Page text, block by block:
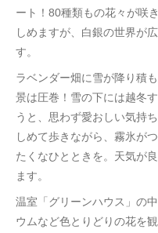
ート！80種類もの花々が咲
しめますが、白銀の世界が
す。
ラベンダー畑に雪が降り積
景は圧巻！雪の下には越冬
うと、思わず愛おしい気持
しめて歩きながら、霧氷が
たくなひとときを。天気が
ます。
温室「グリーンハウス」の
ウムなど色とりどりの花を